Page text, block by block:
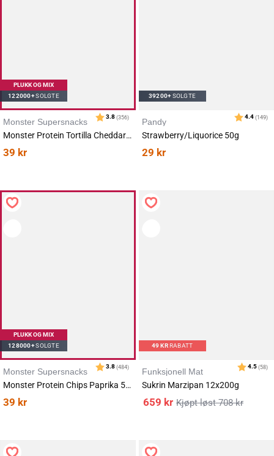
PLUKK OG MIX
122000+SOLGTE
Monster Supersnacks
Monster Protein Tortilla Cheddar Chips 50g
39 kr
39200+SOLGTE
Pandy
Strawberry/Liquorice 50g
29 kr
PLUKK OG MIX
128000+SOLGTE
Monster Supersnacks
Monster Protein Chips Paprika 50g
39 kr
49KRRABATT
Funksjonell Mat
Sukrin Marzipan 12x200g
708kr
659 kr